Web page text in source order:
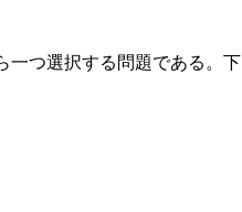
一つ選択する問題である。下